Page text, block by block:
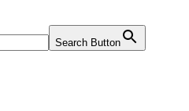
Search Button